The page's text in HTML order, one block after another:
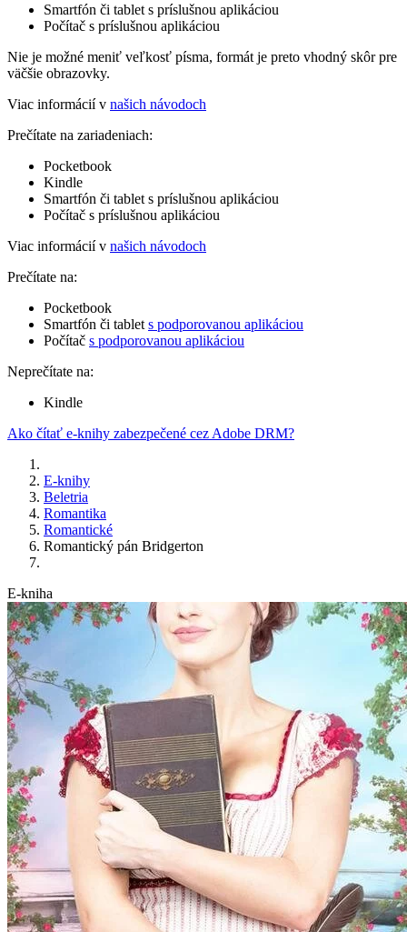
Smartfón či tablet s príslušnou aplikáciou
Počítač s príslušnou aplikáciou
Nie je možné meniť veľkosť písma, formát je preto vhodný skôr pre
väčšie obrazovky.
Viac informácií v našich návodoch
Prečítate na zariadeniach:
Pocketbook
Kindle
Smartfón či tablet s príslušnou aplikáciou
Počítač s príslušnou aplikáciou
Viac informácií v našich návodoch
Prečítate na:
Pocketbook
Smartfón či tablet s podporovanou aplikáciou
Počítač s podporovanou aplikáciou
Neprečítate na:
Kindle
Ako čítať e-knihy zabezpečené cez Adobe DRM?
E-knihy
Beletria
Romantika
Romantické
Romantický pán Bridgerton
E-kniha